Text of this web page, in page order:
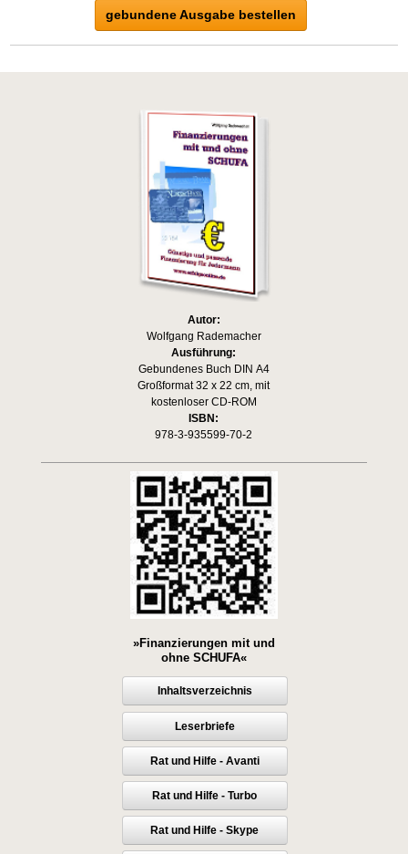
gebundene Ausgabe bestellen
Autor:
Wolfgang Rademacher
Ausführung:
Gebundenes Buch DIN A4
Großformat 32 x 22 cm, mit
kostenloser CD-ROM
ISBN:
978-3-935599-70-2
»Finanzierungen mit und
ohne SCHUFA«
Inhaltsverzeichnis
Leserbriefe
Rat und Hilfe - Avanti
Rat und Hilfe - Turbo
Rat und Hilfe - Skype